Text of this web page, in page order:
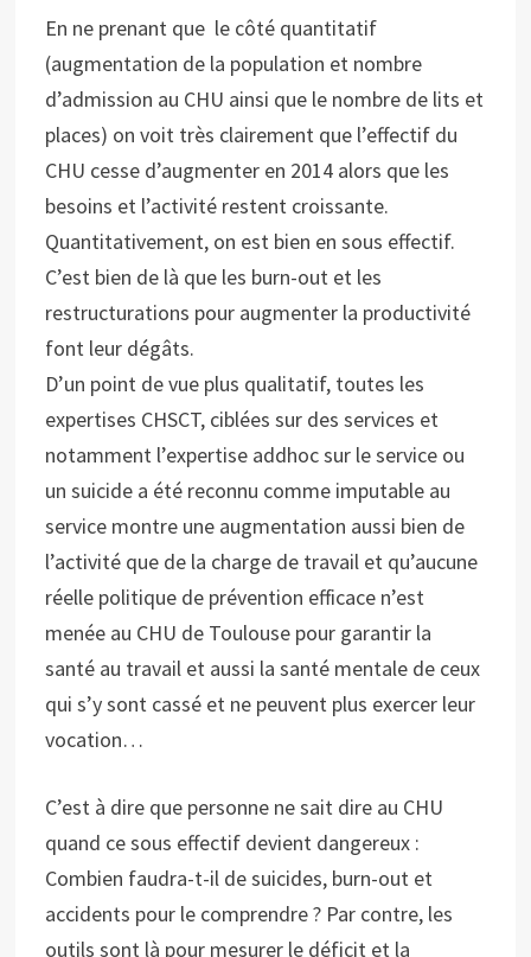
En ne prenant que le côté quantitatif
(augmentation de la population et nombre
d’admission au CHU ainsi que le nombre de lits et
places) on voit très clairement que l’effectif du
CHU cesse d’augmenter en 2014 alors que les
besoins et l’activité restent croissante.
Quantitativement, on est bien en sous effectif.
C’est bien de là que les burn-out et les
restructurations pour augmenter la productivité
font leur dégâts.
D’un point de vue plus qualitatif, toutes les
expertises CHSCT, ciblées sur des services et
notamment l’expertise addhoc sur le service ou
un suicide a été reconnu comme imputable au
service montre une augmentation aussi bien de
l’activité que de la charge de travail et qu’aucune
réelle politique de prévention efficace n’est
menée au CHU de Toulouse pour garantir la
santé au travail et aussi la santé mentale de ceux
qui s’y sont cassé et ne peuvent plus exercer leur
vocation…
C’est à dire que personne ne sait dire au CHU
quand ce sous effectif devient dangereux :
Combien faudra-t-il de suicides, burn-out et
accidents pour le comprendre ? Par contre, les
outils sont là pour mesurer le déficit et la